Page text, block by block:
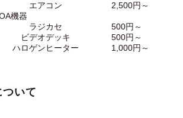
エアコン
2,500円～
機器
ラジカセ
500円～
ビデオデッキ
500円～
ハロゲンヒーター 1,000円～
いて